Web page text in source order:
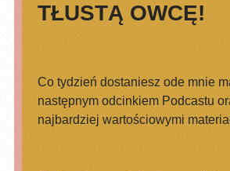
TŁUSTĄ OWCĘ!
Co tydzień dostaniesz ode mnie
następnym odcinkiem Podcastu
najbardziej wartościowymi